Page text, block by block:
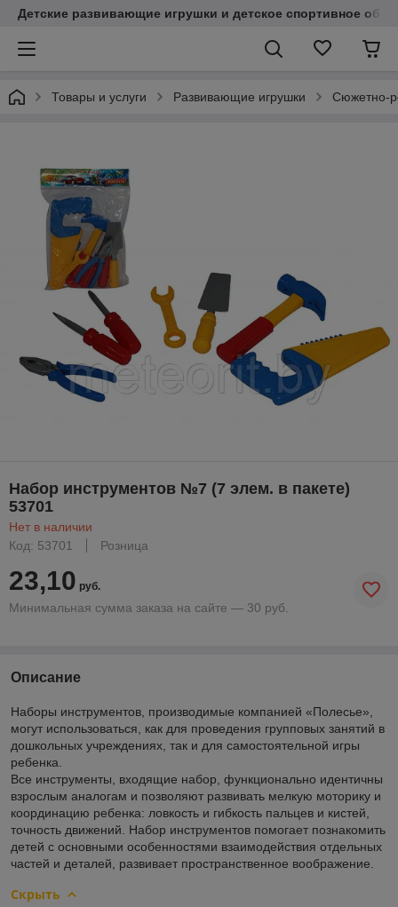
Детские развивающие игрушки и детское спортивное
Товары и услуги Развивающие игрушки Сюжетно-
Набор инструментов №7 (7 элем. в пакете)
53701
Нет в наличии
Код: 53701
Розница
23,10 руб.
Минимальная сумма заказа на сайте — 30 руб.
Описание
Наборы инструментов, производимые компанией «Полесье»,
могут использоваться, как для проведения групповых занятий в
дошкольных учреждениях, так и для самостоятельной игры
ребенка.
Все инструменты, входящие набор, функционально идентичны
взрослым аналогам и позволяют развивать мелкую моторику и
координацию ребенка: ловкость и гибкость пальцев и кистей,
точность движений. Набор инструментов помогает познакомить
детей с основными особенностями взаимодействия отдельных
частей и деталей, развивает пространственное воображение.
Скрыть